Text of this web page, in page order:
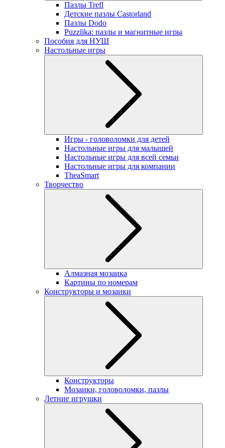
Пазлы Trefl
Детские пазлы Castorland
Пазлы Dodo
Puzzlika: пазлы и магнитные игры
Пособия для НУШ
Настольные игры
Игры - головоломки для детей
Настольные игры для малышей
Настольные игры для всей семьи
Настольные игры для компании
TheaSmart
Творчество
Алмазная мозаика
Картины по номерам
Конструкторы и мозаики
Конструкторы
Мозаики, головоломки, пазлы
Летние игрушки